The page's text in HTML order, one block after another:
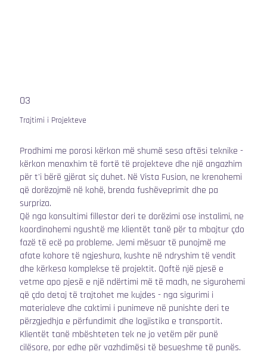
03
Trajtimi i Projekteve
Prodhimi me porosi kërkon më shumë sesa aftësi teknike -
kërkon menaxhim të fortë të projekteve dhe një angazhim
për t'i bërë gjërat siç duhet. Në Vista Fusion, ne krenohemi
që dorëzojmë në kohë, brenda fushëveprimit dhe pa
surpriza.
Që nga konsultimi fillestar deri te dorëzimi ose instalimi, ne
koordinohemi ngushtë me klientët tanë për ta mbajtur çdo
fazë të ecë pa probleme. Jemi mësuar të punojmë me
afate kohore të ngjeshura, kushte në ndryshim të vendit
dhe kërkesa komplekse të projektit. Qoftë një pjesë e
vetme apo pjesë e një ndërtimi më të madh, ne sigurohemi
që çdo detaj të trajtohet me kujdes - nga sigurimi i
materialeve dhe caktimi i punimeve në punishte deri te
përzgjedhja e përfundimit dhe logjistika e transportit.
Klientët tanë mbështeten tek ne jo vetëm për punë
cilësore, por edhe për vazhdimësi të besueshme të punës.